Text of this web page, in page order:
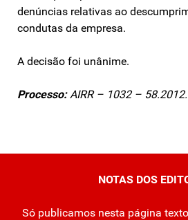
denúncias relativas ao
condutas da empresa.
A decisão foi unânime.
Processo:AIRR – 1032 –
NOTAS DOS
Só publicamos nesta página